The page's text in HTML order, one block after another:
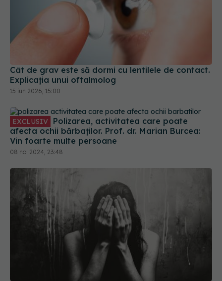
Cât de grav este să dormi cu lentilele de contact.
Explicația unui oftalmolog
15 iun 2026, 15:00
EXCLUSIV
afecta ochii bărbaților. Prof. dr. Marian Burcea:
Vin foarte multe persoane
08 noi 2024, 23:48